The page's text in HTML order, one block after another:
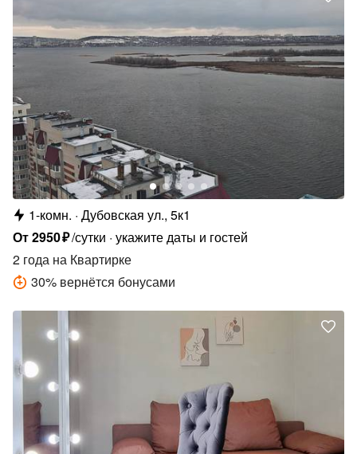
1-комн. Дубовская ул., 5к1
От2950₽/сутки укажите даты и гостей
2 года на Квартирке
30% вернётся бонусами